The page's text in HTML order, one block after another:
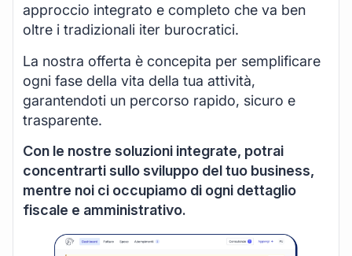
approccio integrato e completo che va ben
oltre i tradizionali iter burocratici.
La nostra offerta è concepita per semplificare
ogni fase della vita della tua attività,
garantendoti un percorso rapido, sicuro e
trasparente.
Con le nostre soluzioni integrate, potrai
concentrarti sullo sviluppo del tuo business,
mentre noi ci occupiamo di ogni dettaglio
fiscale e amministrativo.